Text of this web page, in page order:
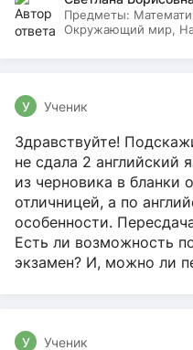
Предметы:
Окружающий мир,
У Ученик
Здравствуйте!
не сдала 2 английский
из черновика в бланки
отличницей, а по
особенности.
Есть ли возможность
экзамен? И, можно ли
У Ученик